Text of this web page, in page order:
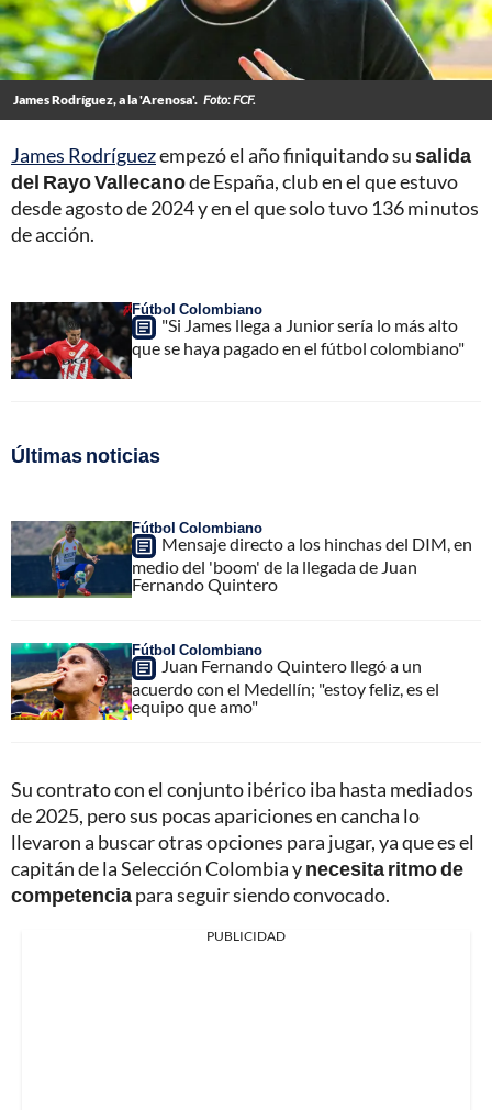
James Rodríguez, a la 'Arenosa'. Foto: FCF.
James Rodríguezempezó el año finiquitando susalida
del Rayo Vallecanode España, club en el que estuvo
desde agosto de 2024 y en el que solo tuvo 136 minutos
de acción.
Fútbol Colombiano
"Si James llega a Junior sería lo más alto
que se haya pagado en el fútbol colombiano"
Últimas noticias
Fútbol Colombiano
Mensaje directo a los hinchas del DIM, en
medio del 'boom' de la llegada de Juan
Fernando Quintero
Fútbol Colombiano
Juan Fernando Quintero llegó a un
acuerdo con el Medellín; "estoy feliz, es el
equipo que amo"
Su contrato con el conjunto ibérico iba hasta mediados
de 2025, pero sus pocas apariciones en cancha lo
llevaron a buscar otras opciones para jugar, ya que es el
capitán de la Selección Colombia ynecesita ritmo de
competenciapara seguir siendo convocado.
PUBLICIDAD